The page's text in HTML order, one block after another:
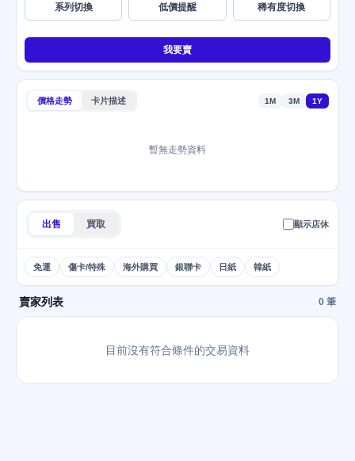
系列切換 低價提醒 稀有度切換
我要賣
價格走勢 卡片描述 1M 3M 1Y
暫無走勢資料
出售 買取 顯示店休
免運 傷卡/特殊 海外購買 銀聯卡 日紙 韓紙
賣家列表 0 筆
目前沒有符合條件的交易資料